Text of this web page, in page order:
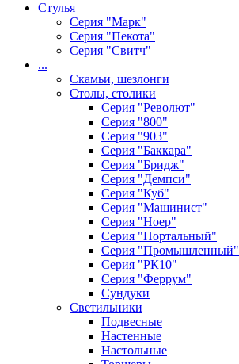
Стулья
Серия "Марк"
Серия "Пекота"
Серия "Свитч"
...
Скамьи, шезлонги
Столы, столики
Серия "Револют"
Серия "800"
Серия "903"
Серия "Баккара"
Серия "Бридж"
Серия "Демпси"
Серия "Куб"
Серия "Машинист"
Серия "Ноер"
Серия "Портальный"
Серия "Промышленный"
Серия "РК10"
Серия "Феррум"
Сундуки
Светильники
Подвесные
Настенные
Настольные